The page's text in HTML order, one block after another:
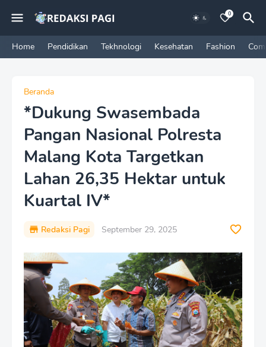
0
Home Pendidikan Tekhnologi Kesehatan Fashion
Beranda
*Dukung Swasembada
Pangan Nasional Polresta
Malang Kota Targetkan
Lahan 26,35 Hektar untuk
Kuartal IV*
Redaksi Pagi September 29, 2025
r
e
m
i
m
B
y